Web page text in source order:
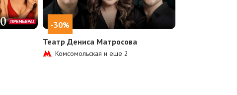
-30%
Театр Дениса Матросова
Комсомольская и еще2